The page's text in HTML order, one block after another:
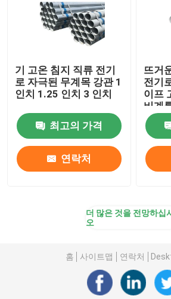
기 고온 침지 직류 전기
로 자극된 무계목 강관 1
인치 1.25 인치 3 인치
최고의 가격
연락처
뜨거
전기
이프
비계
더 많은 것을 전망하십시
오
홈 사이트맵 연락처